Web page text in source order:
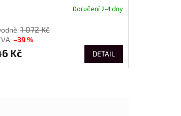
Doručení 2-4 dny
1 072 Kč
–39 %
Kč DETAIL